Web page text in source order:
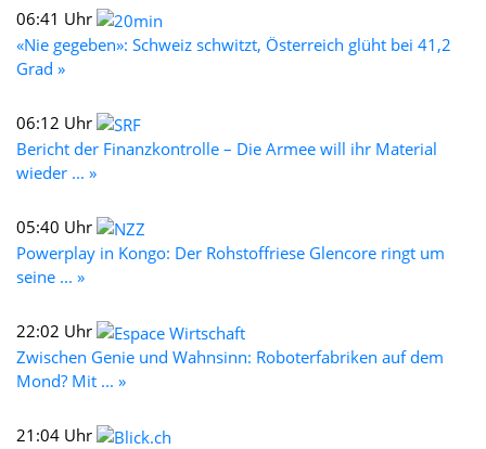
06:41 Uhr
«Nie gegeben»: Schweiz schwitzt, Österreich glüht bei 41,2
Grad »
06:12 Uhr
Bericht der Finanzkontrolle – Die Armee will ihr Material
wieder ... »
05:40 Uhr
Powerplay in Kongo: Der Rohstoffriese Glencore ringt um
seine ... »
22:02 Uhr
Zwischen Genie und Wahnsinn: Roboterfabriken auf dem
Mond? Mit ... »
21:04 Uhr